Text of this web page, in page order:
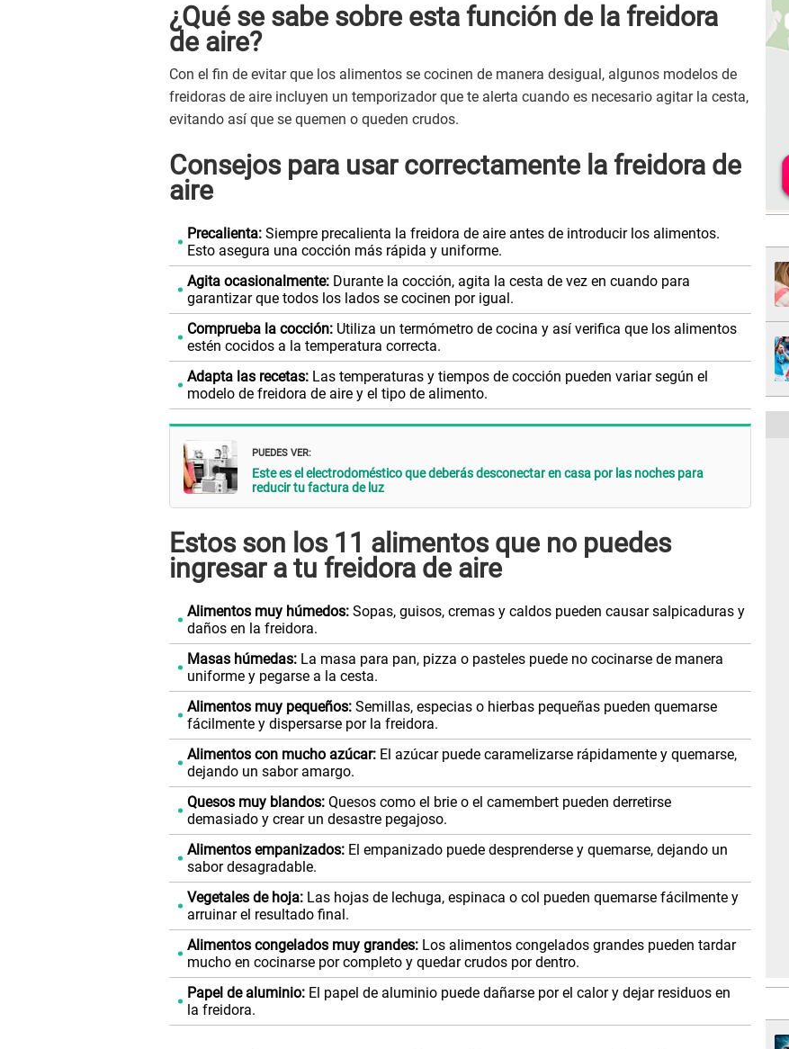
¿Qué se sabe sobre esta función de la freidora
de aire?
Con el fin de evitar que los alimentos se cocinen de manera desigual, algunos modelos de
freidoras de aire incluyen un temporizador que te alerta cuando es necesario agitar la cesta,
evitando así que se quemen o queden crudos.
Consejos para usar correctamente la freidora de
aire
Precalienta: Siempre precalienta la freidora de aire antes de introducir los alimentos.
Esto asegura una cocción más rápida y uniforme.
Agita ocasionalmente: Durante la cocción, agita la cesta de vez en cuando para
garantizar que todos los lados se cocinen por igual.
Comprueba la cocción: Utiliza un termómetro de cocina y así verifica que los alimentos
estén cocidos a la temperatura correcta.
Adapta las recetas: Las temperaturas y tiempos de cocción pueden variar según el
modelo de freidora de aire y el tipo de alimento.
PUEDES VER:
Este es el electrodoméstico que deberás desconectar en casa por las noches para
reducir tu factura de luz
Estos son los 11 alimentos que no puedes
ingresar a tu freidora de aire
Alimentos muy húmedos: Sopas, guisos, cremas y caldos pueden causar salpicaduras y
daños en la freidora.
Masas húmedas: La masa para pan, pizza o pasteles puede no cocinarse de manera
uniforme y pegarse a la cesta.
Alimentos muy pequeños: Semillas, especias o hierbas pequeñas pueden quemarse
fácilmente y dispersarse por la freidora.
Alimentos con mucho azúcar: El azúcar puede caramelizarse rápidamente y quemarse,
dejando un sabor amargo.
Quesos muy blandos: Quesos como el brie o el camembert pueden derretirse
demasiado y crear un desastre pegajoso.
Alimentos empanizados: El empanizado puede desprenderse y quemarse, dejando un
sabor desagradable.
Vegetales de hoja: Las hojas de lechuga, espinaca o col pueden quemarse fácilmente y
arruinar el resultado final.
Alimentos congelados muy grandes: Los alimentos congelados grandes pueden tardar
mucho en cocinarse por completo y quedar crudos por dentro.
Papel de aluminio: El papel de aluminio puede dañarse por el calor y dejar residuos en
la freidora.